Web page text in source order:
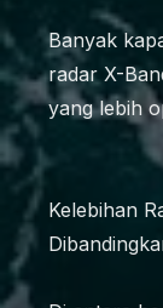
Banyak
radar X-
yang lebih
Kelebihan